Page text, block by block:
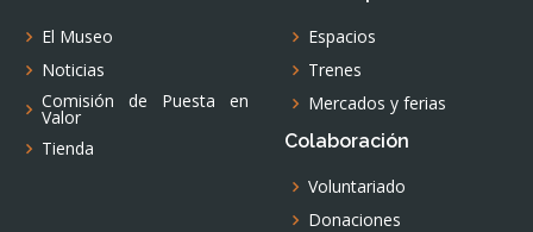
El Museo
Noticias
Comisión de Puesta en
Valor
Tienda
Espacios
Trenes
Mercados y ferias
Colaboración
Voluntariado
Donaciones